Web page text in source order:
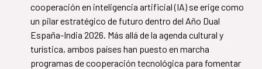
cooperación en inteligencia artificial (IA) se erige como
un pilar estratégico de futuro dentro del Año Dual
España-India 2026. Más allá de la agenda cultural y
turística, ambos países han puesto en marcha
programas de cooperación tecnológica para fomentar